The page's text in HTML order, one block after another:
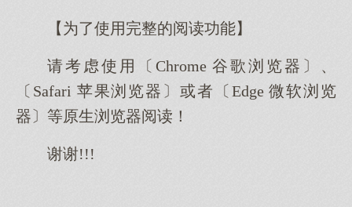
【为了使用完整的阅读功能】
请考虑使用〔Chrome 谷歌浏览器〕、
〔Safari 苹果浏览器〕或者〔Edge 微软浏览
器〕等原生浏览器阅读！
谢谢!!!